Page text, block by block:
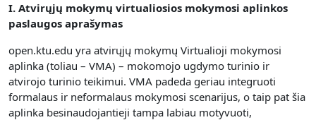
I. Atvirųjų mokymų virtualiosios mokymosi aplinkos
paslaugos aprašymas
open.ktu.edu yra atvirųjų mokymų Virtualioji mokymosi
aplinka (toliau – VMA) – mokomojo ugdymo turinio ir
atvirojo turinio teikimui. VMA padeda geriau integruoti
formalaus ir neformalaus mokymosi scenarijus, o taip pat šia
aplinka besinaudojantieji tampa labiau motyvuoti,